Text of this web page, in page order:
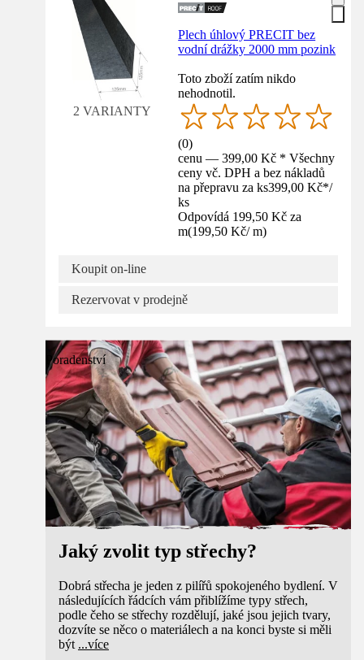
2 VARIANTY
Plech úhlový PRECIT bez
vodní drážky 2000 mm pozink
Toto zboží zatím nikdo
nehodnotil.
(0)
cenu — 399,00 Kč * Všechny
ceny vč. DPH a bez nákladů
na přepravu za ks399,00 Kč*/
ks
Odpovídá 199,50 Kč za
m(199,50 Kč/ m)
Koupit on-line
Rezervovat v prodejně
Poradenství
Jaký zvolit typ střechy?
Dobrá střecha je jeden z pilířů spokojeného bydlení. V
následujících řádcích vám přiblížíme typy střech,
podle čeho se střechy rozdělují, jaké jsou jejich tvary,
dozvíte se něco o materiálech a na konci byste si měli
být ...více